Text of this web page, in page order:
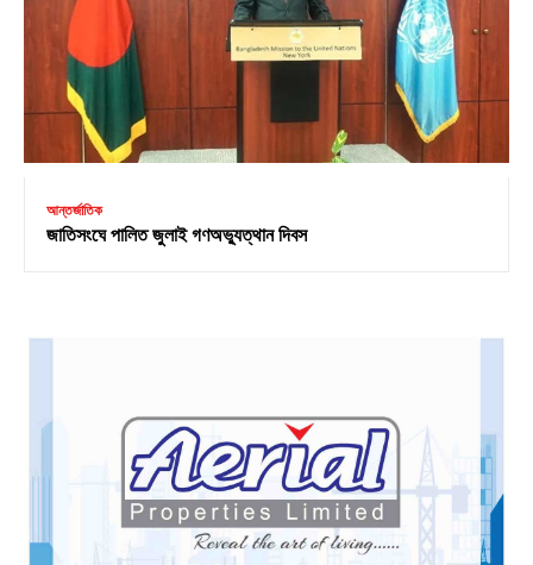
আন্তর্জাতিক
জাতিসংঘে পালিত জুলাই গণঅভ্যুত্থান দিবস